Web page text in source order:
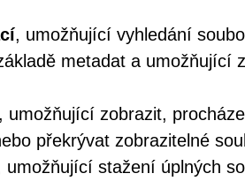
, umožňující vyhledání
metadat a umožňující
, umožňující zobrazit,
překrývat zobrazitelné
umožňující stažení úplných